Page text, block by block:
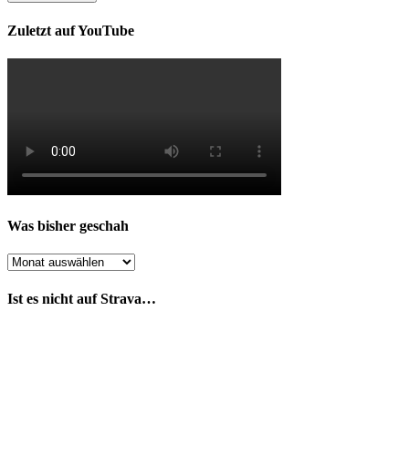
Zuletzt auf YouTube
Was bisher geschah
Was
geschah
Ist es nicht auf Strava…